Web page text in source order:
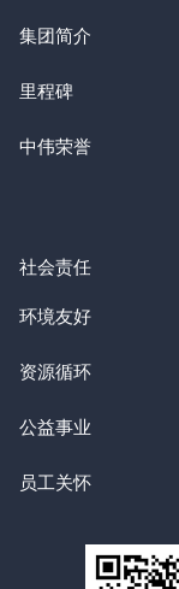
集团简介
里程碑
中伟荣誉
社会责任
环境友好
资源循环
公益事业
员工关怀